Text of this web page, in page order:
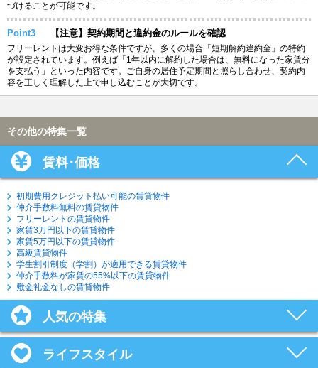
づけることが可能です。
Point3 【注意】契約期間と違約金のルールを確認
フリーレントは大変お得な条件ですが、多くの場合「短期解約違約金」の特約
が設定されています。例えば「1年以内に解約した場合は、無料になった家賃分
を支払う」といった内容です。ご自身の居住予定期間と照らし合わせ、契約内
容を正しく理解した上で申し込むことが大切です。
その他の特集一覧
賃料･価格
初期費用クレジット払い可能の賃貸物件
仲介手数料無料の賃貸物件
フリーレントの賃貸物件
家賃3万円以下の賃貸物件
家賃5万円以下の賃貸物件
高級賃貸物件
学生割引制度（学割）が適用できる賃貸物件
仲介手数料が家賃の55%以下の賃貸物件
敷金礼金なしの賃貸物件
人気の特集
ライフスタイル